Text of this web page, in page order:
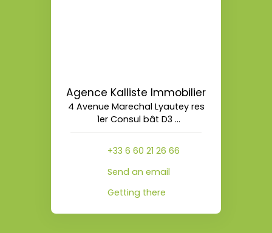
Agence Kalliste Immobilier
4 Avenue Marechal Lyautey res
1er Consul bât D3
+33 6 60 21 26 66
Send an email
Getting there